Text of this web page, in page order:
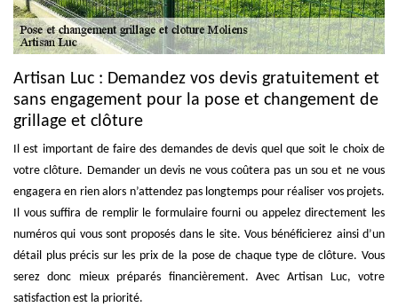
Artisan Luc : Demandez vos devis gratuitement et
sans engagement pour la pose et changement de
grillage et clôture
Il est important de faire des demandes de devis quel que soit le choix de
votre clôture. Demander un devis ne vous coûtera pas un sou et ne vous
engagera en rien alors n’attendez pas longtemps pour réaliser vos projets.
Il vous suffira de remplir le formulaire fourni ou appelez directement les
numéros qui vous sont proposés dans le site. Vous bénéficierez ainsi d’un
détail plus précis sur les prix de la pose de chaque type de clôture. Vous
serez donc mieux préparés financièrement. Avec Artisan Luc, votre
satisfaction est la priorité.